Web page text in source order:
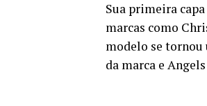
Sua primeira
marcas como
modelo se tornou
da marca e